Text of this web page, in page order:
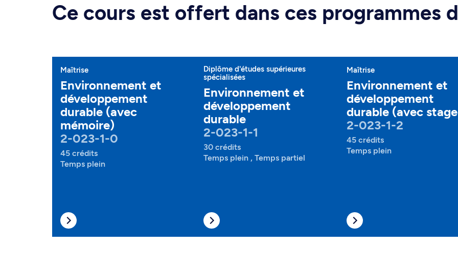
Ce cours est offert dans ces programmes
Maîtrise
Environnement et
développement
durable (avec
mémoire)
2-023-1-0
45 crédits
Temps plein
Diplôme d'études supérieures
spécialisées
Environnement et
développement
durable
2-023-1-1
30 crédits
Temps plein , Temps partiel
Maîtrise
Environnement et
développement
durable (avec
2-023-1-2
45 crédits
Temps plein